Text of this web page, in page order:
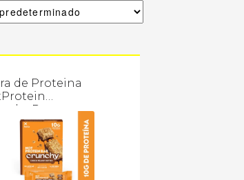
de Proteina
Peanut